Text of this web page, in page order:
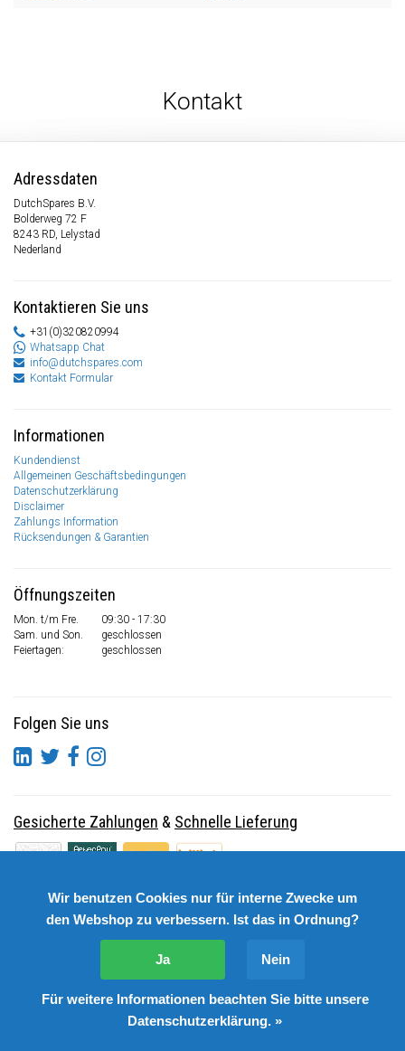
Kontakt
Adressdaten
DutchSpares B.V.
Bolderweg 72 F
8243 RD, Lelystad
Nederland
Kontaktieren Sie uns
+31(0)320820994
Whatsapp Chat
info@dutchspares.com
Kontakt Formular
Informationen
Kundendienst
Allgemeinen Geschäftsbedingungen
Datenschutzerklärung
Disclaimer
Zahlungs Information
Rücksendungen & Garantien
Öffnungszeiten
Mon. t/m Fre.
09:30 - 17:30
Sam. und Son.
geschlossen
Feiertagen:
geschlossen
Folgen Sie uns
Gesicherte Zahlungen & Schnelle Lieferung
© Copyright 2026 DutchSpares B.V. - Design byWebdinge.nl
DutchSpares B.V. word beoordeeld met: 9,9/10 (2541
Wir benutzen Cookies nur für interne Zwecke um
den Webshop zu verbessern. Ist das in Ordnung?
Ja Nein
Für weitere Informationen beachten Sie bitte unsere
Datenschutzerklärung. »